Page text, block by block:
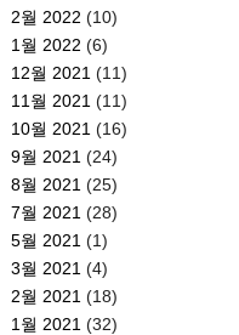
2월 2022 (10)
1월 2022 (6)
12월 2021 (11)
11월 2021 (11)
10월 2021 (16)
9월 2021 (24)
8월 2021 (25)
7월 2021 (28)
5월 2021 (1)
3월 2021 (4)
2월 2021 (18)
1월 2021 (32)